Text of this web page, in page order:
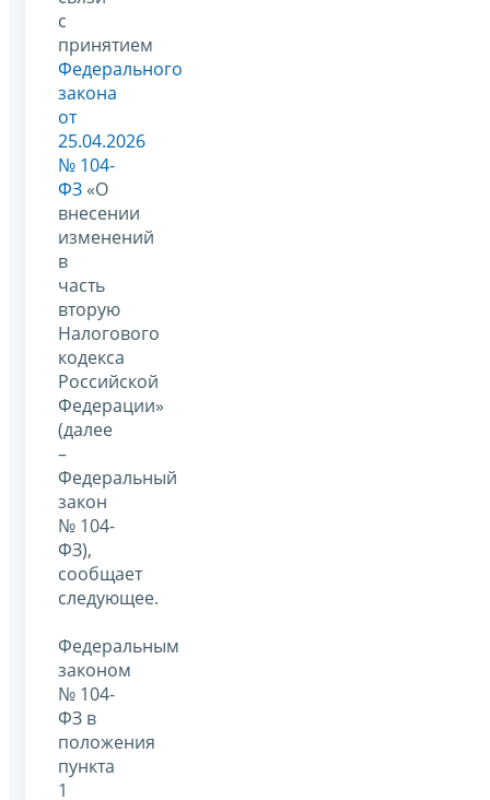
с
принятием
Федерального
закона
от
25.04.2026
№ 104-
ФЗ «О
внесении
изменений
в
часть
вторую
Налогового
кодекса
Российской
Федерации»
(далее
–
Федеральный
закон
№ 104-
ФЗ),
сообщает
следующее.
Федеральным
законом
№ 104-
ФЗ в
положения
пункта
1